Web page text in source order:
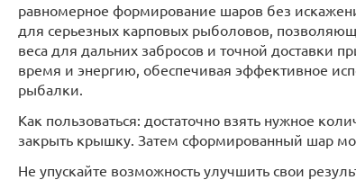
равномерное формирование шаров без
для серьезных карповых рыболовов,
веса для дальних забросов и точной доставки
время и энергию, обеспечивая эффективное
рыбалки.
Как пользоваться: достаточно взять нужное
закрыть крышку. Затем сформированный шар
Не упускайте возможность улучшить свои